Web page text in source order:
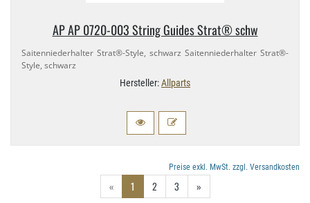
AP AP 0720-​003 String Guides Strat® schw
Saitenniederhalter Strat®-​Style, schwarz Saitenniederhalter Strat®-​
Style, schwarz
Hersteller:Allparts
Preise exkl. MwSt. zzgl. Versandkosten
« 1 2 3 »